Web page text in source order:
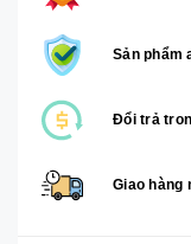
Sản phẩm
Đổi trả
Giao hàng